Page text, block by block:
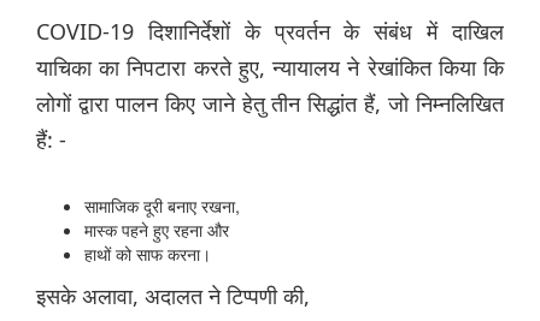
COVID-19 दिशानिर्देशों के प्रवर्तन के संबंध में दाखिल
याचिका का निपटारा करते हुए, न्यायालय ने रेखांकित किया कि
लोगों द्वारा पालन किए जाने हेतु तीन सिद्धांत हैं, जो निम्नलिखित
हैं: -
सामाजिक दूरी बनाए रखना,
मास्क पहने हुए रहना और
हाथों को साफ करना।
इसके अलावा, अदालत ने टिप्पणी की,